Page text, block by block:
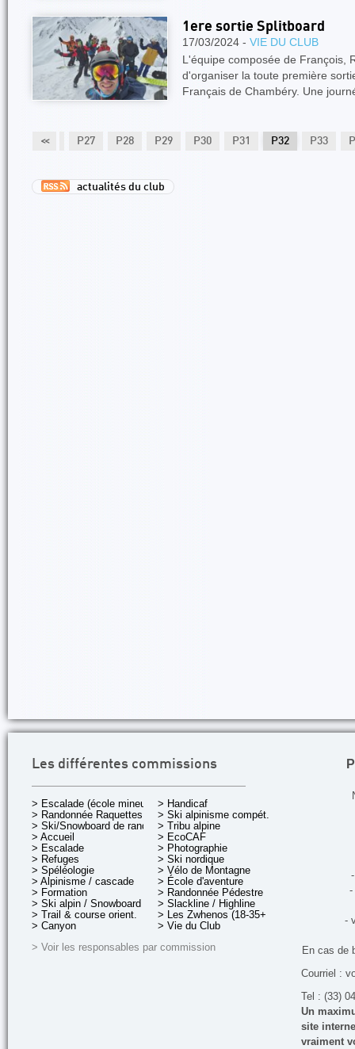
1ere sortie Splitboard
17/03/2024 - VIE DU CLUB
L'équipe composée de François,
d'organiser la toute première
Français de Chambéry. Une
<<
P26 P27 P28 P29 P30 P31 P32 P33
actualités du club
Les différentes commissions
> Escalade (école mineurs)
> Randonnée Raquettes
> Ski/Snowboard de rando.
> Accueil
> Escalade
> Refuges
> Spéléologie
> Alpinisme / cascade
> Formation
> Ski alpin / Snowboard
> Trail & course orient.
> Canyon
> Handicaf
> Ski alpinisme compét.
> Tribu alpine
> EcoCAF
> Photographie
> Ski nordique
> Vélo de Montagne
> École d'aventure
> Randonnée Pédestre
> Slackline / Highline
> Les Zwhenos (18-35+ ans)
> Vie du Club
> Voir les responsables par commission
-
-
En cas de
Courriel :
Tel : (33)
Un
site
vraiment